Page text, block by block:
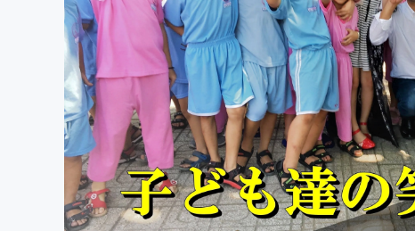
ビジネス・起業
まちづくり・地域活性化